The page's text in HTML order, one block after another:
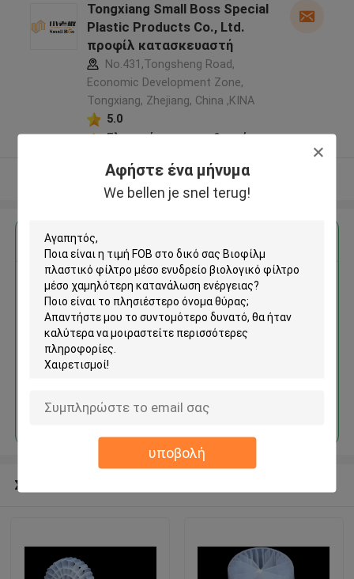
Αφήστε ένα μήνυμα
We bellen je snel terug!
υποβολή
Tongxiang Small Boss Special
Plastic Products Co., Ltd.
προφίλ κατασκευαστή
No.431,Tongsheng Road,
Economic Development Zone,
Tongxiang, Zhejiang, China ,ΚΙΝΑ
5.0
Ελεγχμένος προμηθευτής
Δείτε περισσότερων
Αποκτήστε την καλύτερη τιμή για
Βιοφίλμ πλαστικό φίλτρο
μέσο ενυδρείο βιολογικό
φίλτρο μέσο χαμηλότερη
κατανάλωση ενέργειας
Να συνεχίσει
Συνιστώμενα προϊόντα